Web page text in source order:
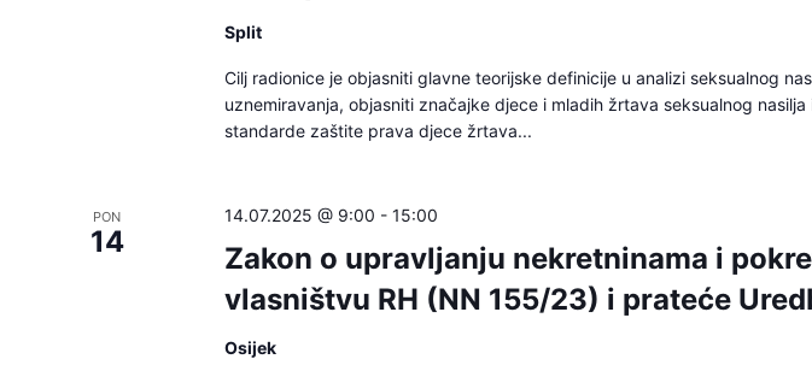
Split
Cilj radionice je objasniti glavne teorijske definicije u analizi seksualnog
uznemiravanja, objasniti značajke djece i mladih žrtava seksualnog
standarde zaštite prava djece žrtava...
PON
14
Zakon o upravljanju nekretninama i
vlasništvu RH (NN 155/23) i prateće
14.07.2025 @ 9:00 - 15:00
Osijek